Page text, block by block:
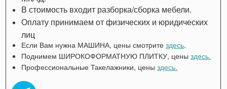
В стоимость входит разборка/сборка мебели.
Оплату принимаем от физических и юридических
лиц
Если Вам нужна МАШИНА, цены смотритездесь.
Поднимем ШИРОКОФОРМАТНУЮ ПЛИТКУ, ценыздесь.
Профессиональные Такелажники, ценыздесь.